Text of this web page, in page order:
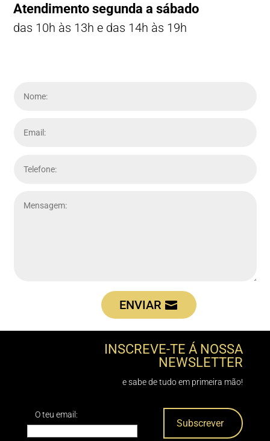
Atendimento segunda a sábado
das 10h às 13h e das 14h às 19h
ENVIAR
INSCREVE-TE Á NOSSA
NEWSLETTER
e sabe de tudo em primeira mão!
O teu email: